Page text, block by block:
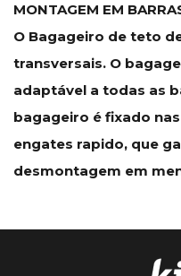
MONTAGEM EM
O Bagageiro de teto
transversais. O
adaptável a todas as
bagageiro é fixado
engates rapido, que
desmontagem em